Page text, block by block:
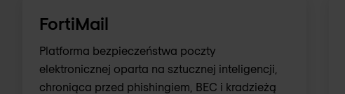
FortiMail
Platforma bezpieczeństwa poczty
elektronicznej oparta na sztucznej inteligencji,
chroniąca przed phishingiem, BEC i kradzieżą